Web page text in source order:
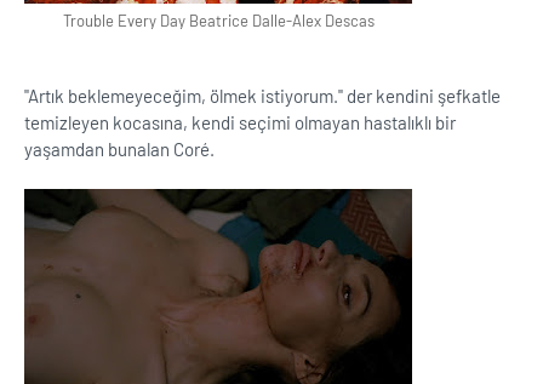
Trouble Every Day Beatrice Dalle-Alex Descas
''Artık beklemeyeceğim, ölmek istiyorum.'' der kendini şefkatle
temizleyen kocasına, kendi seçimi olmayan hastalıklı bir
yaşamdan bunalan Coré.